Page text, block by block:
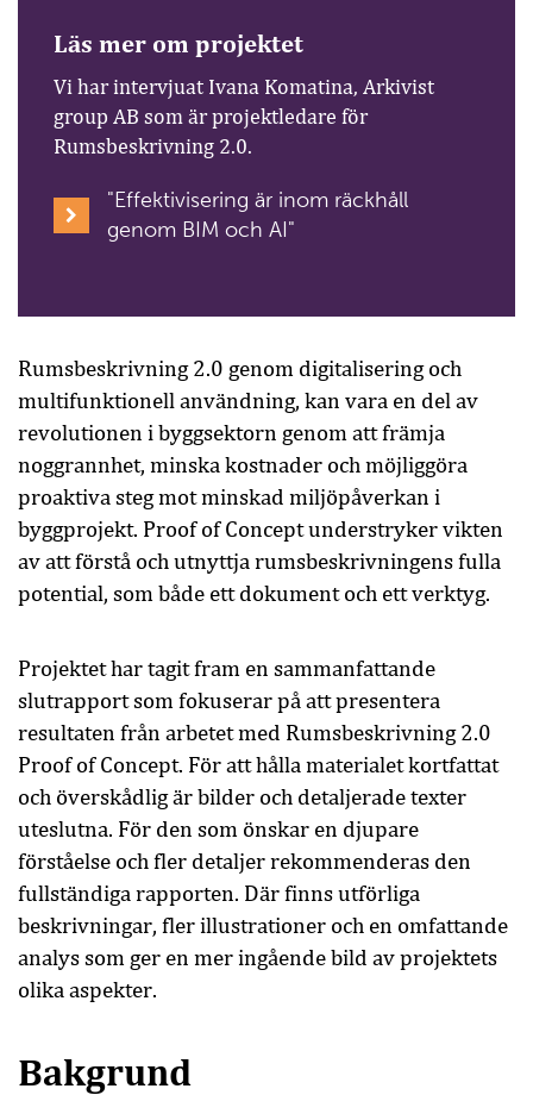
Läs mer om projektet
Vi har intervjuat Ivana Komatina, Arkivist
group AB som är projektledare för
Rumsbeskrivning 2.0.
"Effektivisering är inom räckhåll
genom BIM och AI"
Rumsbeskrivning 2.0 genom digitalisering och
multifunktionell användning, kan vara en del av
revolutionen i byggsektorn genom att främja
noggrannhet, minska kostnader och möjliggöra
proaktiva steg mot minskad miljöpåverkan i
byggprojekt. Proof of Concept understryker vikten
av att förstå och utnyttja rumsbeskrivningens fulla
potential, som både ett dokument och ett verktyg.
Projektet har tagit fram en sammanfattande
slutrapport som fokuserar på att presentera
resultaten från arbetet med Rumsbeskrivning 2.0
Proof of Concept. För att hålla materialet kortfattat
och överskådlig är bilder och detaljerade texter
uteslutna. För den som önskar en djupare
förståelse och fler detaljer rekommenderas den
fullständiga rapporten. Där finns utförliga
beskrivningar, fler illustrationer och en omfattande
analys som ger en mer ingående bild av projektets
olika aspekter.
Bakgrund